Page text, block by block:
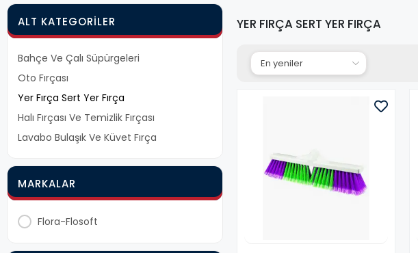
ALT KATEGORILER
Bahçe Ve Çalı Süpürgeleri
Oto Fırçası
Yer Fırça Sert Yer Fırça
Halı Fırçası Ve Temizlik Fırçası
Lavabo Bulaşık Ve Küvet Fırça
MARKALAR
Flora-Flosoft
YER FIRÇA SERT YER FIRÇA